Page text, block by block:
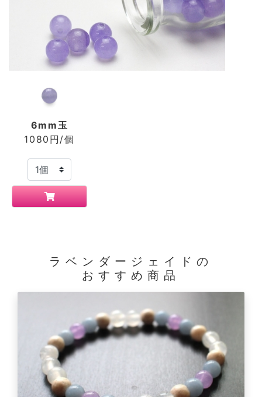
6mm玉
1080円/個
ラベンダージェイドの
おすすめ商品